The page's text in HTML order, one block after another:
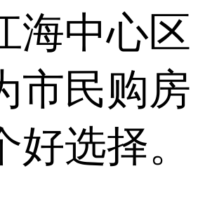
海中心区
市民购房
好选择。